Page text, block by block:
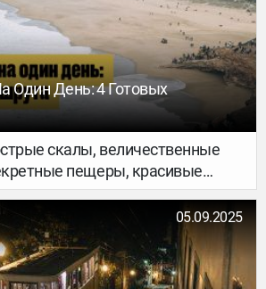
Один День: 4 Готовых
скалы, величественные
пещеры, красивые
и адреналиновые
в большой трип на север от
материале – четыре идеи для
в путешествие по
или комбинируй
05.09.2025